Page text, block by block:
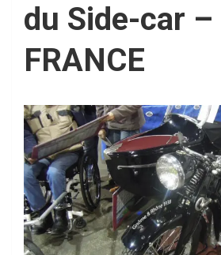
du Side-car –
FRANCE